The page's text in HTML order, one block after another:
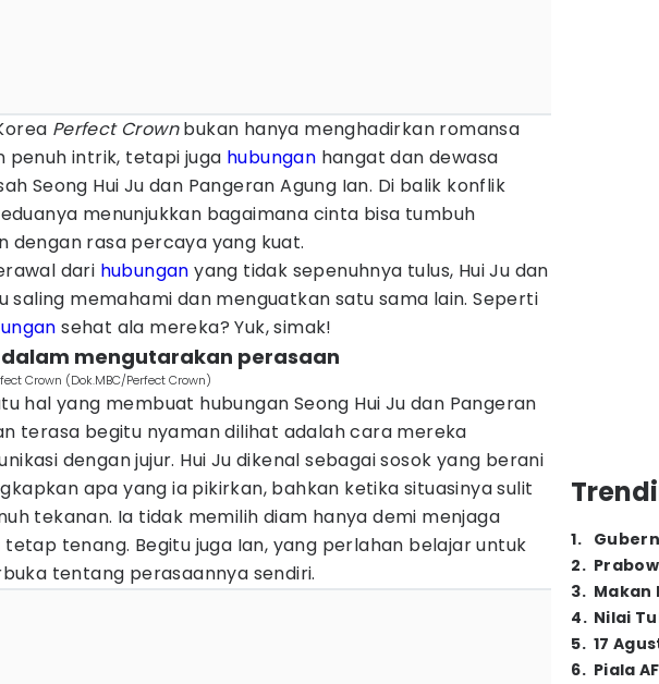
Perfect Crownbukan hanya menghadirkan romansa
penuh intrik, tetapi juga hubungan hangat dan dewasa
Seong Hui Ju dan Pangeran Agung Ian. Di balik konflik
menunjukkan bagaimana cinta bisa tumbuh
dengan rasa percaya yang kuat.
dari hubunganyang tidak sepenuhnya tulus, Hui Ju dan
saling memahami dan menguatkan satu sama lain. Seperti
sehat ala mereka? Yuk, simak!
dalam mengutarakan perasaan
Crown (Dok.MBC/Perfect Crown)
hal yang membuat hubungan Seong Hui Ju dan Pangeran
terasa begitu nyaman dilihat adalah cara mereka
dengan jujur. Hui Ju dikenal sebagai sosok yang berani
apa yang ia pikirkan, bahkan ketika situasinya sulit
tekanan. Ia tidak memilih diam hanya demi menjaga
tetap tenang. Begitu juga Ian, yang perlahan belajar untuk
tentang perasaannya sendiri.
1.
2.
3. Makan
4. Nilai
5. 17
6. Piala